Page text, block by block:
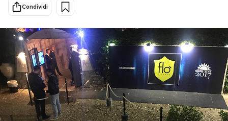
Sport
PODCAST
NEWSLETTER
I MIEI PREFERITI
Condividi